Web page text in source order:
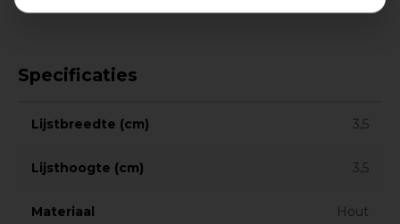
Specificaties
Lijstbreedte (cm) 3,5
Lijsthoogte (cm) 3,5
Materiaal Hout